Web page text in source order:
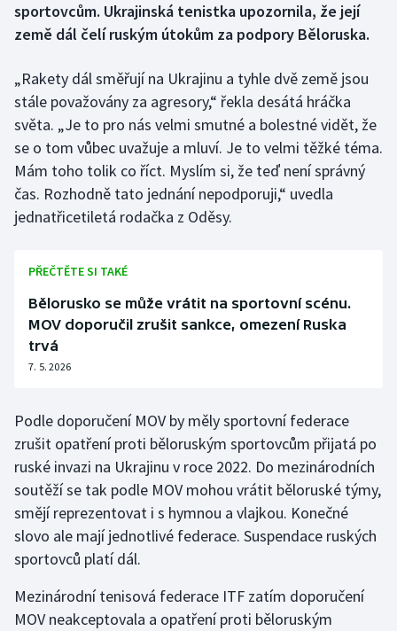
Dostihy
Futsal
Golf
Gymnastika
Jezdectví
Judo
Krasobruslení
Lyže a snowboard
Moderní pětiboj
Motorsport
Parasport
sportovcům. Ukrajinská tenistka upozornila, že její
země dál čelí ruským útokům za podpory Běloruska.
„Rakety dál směřují na Ukrajinu a tyhle dvě země jsou
stále považovány za agresory,“ řekla desátá hráčka
světa. „Je to pro nás velmi smutné a bolestné vidět, že
se o tom vůbec uvažuje a mluví. Je to velmi těžké téma.
Mám toho tolik co říct. Myslím si, že teď není správný
čas. Rozhodně tato jednání nepodporuji,“ uvedla
jednatřicetiletá rodačka z Oděsy.
PŘEČTĚTE SI TAKÉ
Bělorusko se může vrátit na sportovní scénu.
MOV doporučil zrušit sankce, omezení Ruska
trvá
7. 5. 2026
Podle doporučení MOV by měly sportovní federace
zrušit opatření proti běloruským sportovcům přijatá po
ruské invazi na Ukrajinu v roce 2022. Do mezinárodních
soutěží se tak podle MOV mohou vrátit běloruské týmy,
smějí reprezentovat i s hymnou a vlajkou. Konečné
slovo ale mají jednotlivé federace. Suspendace ruských
sportovců platí dál.
Mezinárodní tenisová federace ITF zatím doporučení
MOV neakceptovala a opatření proti běloruským